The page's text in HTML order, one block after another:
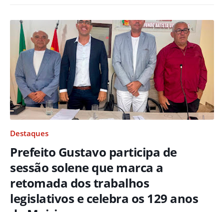
Destaques
Prefeito Gustavo participa de
sessão solene que marca a
retomada dos trabalhos
legislativos e celebra os 129 anos